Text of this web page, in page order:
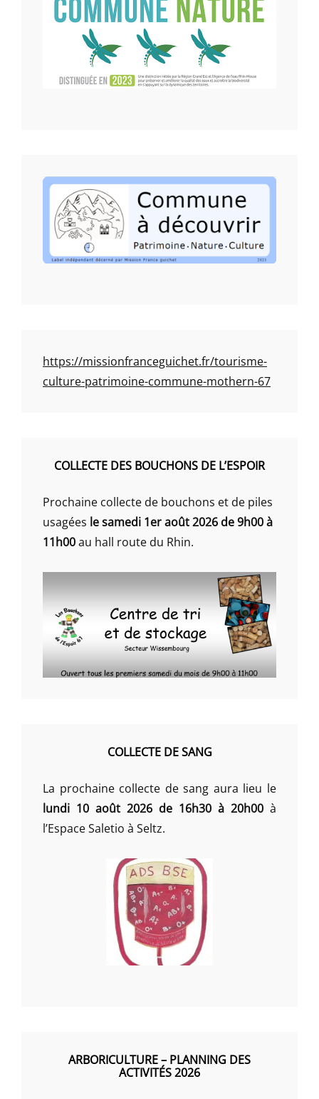
https://missionfranceguichet.fr/tourisme-
culture-patrimoine-commune-mothern-67
COLLECTE DES BOUCHONS DE L’ESPOIR
Prochaine collecte de bouchons et de piles
usagées le samedi 1er août 2026 de 9h00 à
11h00au hall route du Rhin.
COLLECTE DE SANG
La prochaine collecte de sang aura lieu le
lundi 10 août 2026 de 16h30 à 20h00 à
l’Espace Saletio à Seltz.
ARBORICULTURE – PLANNING DES
ACTIVITÉS 2026